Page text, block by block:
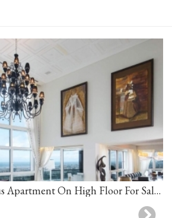
Massive Luxurious Apartment On High Floor For Sale In YOO TOWER, Tel Aviv